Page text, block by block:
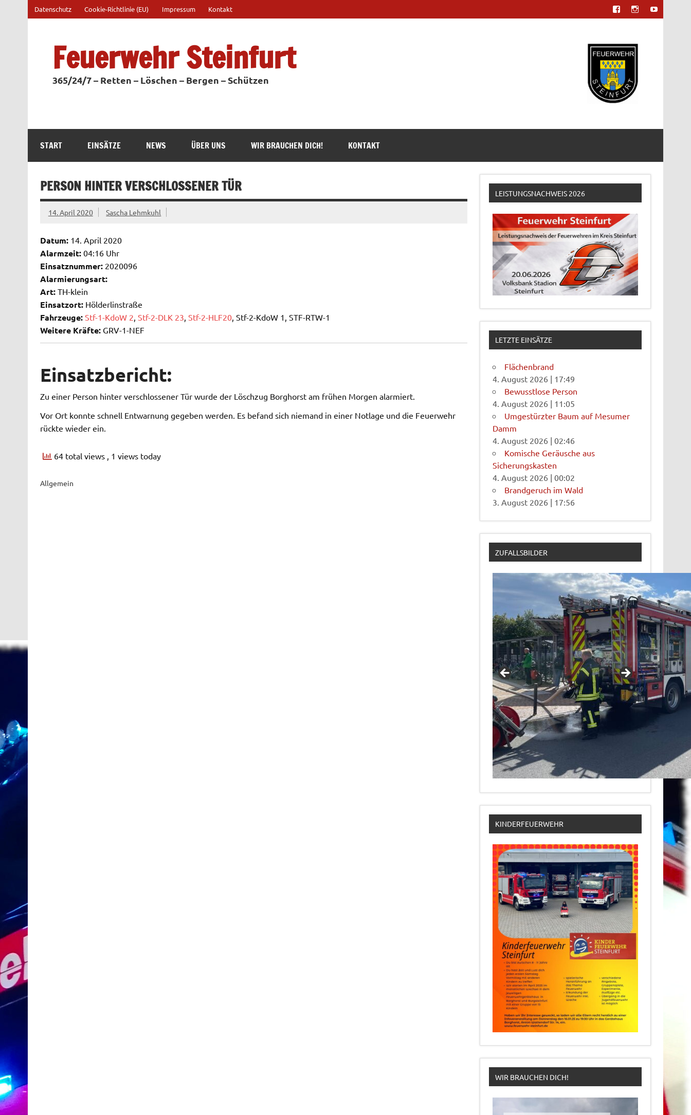
springen
Datenschutz Cookie-Richtlinie (EU) Impressum Kontakt
Feuerwehr Steinfurt
365/24/7 – Retten – Löschen – Bergen – Schützen
START EINSÄTZE NEWS ÜBER UNS WIR BRAUCHEN DICH! KONTAKT
PERSON HINTER VERSCHLOSSENER TÜR
14. April 2020 Sascha Lehmkuhl
Datum:14. April 2020
Alarmzeit:04:16 Uhr
Einsatznummer:2020096
Alarmierungsart:
Art:TH-klein
Einsatzort:Hölderlinstraße
Fahrzeuge: Stf-1-KdoW 2, Stf-2-DLK 23, Stf-2-HLF20, Stf-2-KdoW 1, STF-RTW-1
Weitere Kräfte:GRV-1-NEF
Einsatzbericht:
Zu einer Person hinter verschlossener Tür wurde der Löschzug Borghorst am frühen Morgen alarmiert.
Vor Ort konnte schnell Entwarnung gegeben werden. Es befand sich niemand in einer Notlage und die Feuerwehr
rückte wieder ein.
64 total views , 1 views today
Allgemein
LEISTUNGSNACHWEIS 2026
LETZTE EINSÄTZE
Flächenbrand
4. August 2026 | 17:49
Bewusstlose Person
4. August 2026 | 11:05
Umgestürzter Baum auf Mesumer
Damm
4. August 2026 |02:46
Komische Geräusche aus
Sicherungskasten
4. August 2026 |00:02
Brandgeruch im Wald
3. August 2026 | 17:56
ZUFALLSBILDER
KINDERFEUERWEHR
WIR BRAUCHEN DICH!